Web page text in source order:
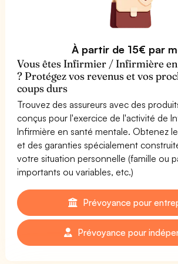
À partir de 15€ par
Vous êtes Infirmier / Infirmière en
? Protégez vos revenus et vos
coups durs
Trouvez des assureurs avec des
conçus pour l'exercice de l'activité de
Infirmière en santé mentale. Obtenez
et des garanties spécialement
votre situation personnelle (famille ou
importants ou variables, etc.)
Prévoyance pour
Prévoyance pour